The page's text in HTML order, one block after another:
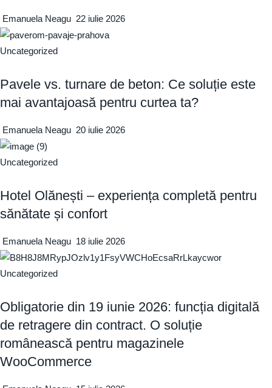
Emanuela Neagu 22 iulie 2026
Uncategorized
Pavele vs. turnare de beton: Ce soluție este
mai avantajoasă pentru curtea ta?
Emanuela Neagu 20 iulie 2026
Uncategorized
Hotel Olănești – experiența completă pentru
sănătate și confort
Emanuela Neagu 18 iulie 2026
Uncategorized
Obligatorie din 19 iunie 2026: funcția digitală
de retragere din contract. O soluție
românească pentru magazinele
WooCommerce